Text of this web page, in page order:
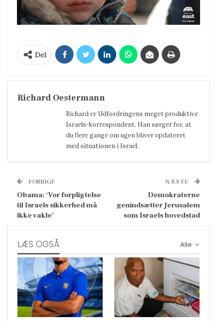
Del
Richard Oestermann
Richard er Udfordringens meget produktive
Israels-korrespondent. Han sørger for, at
du flere gange om ugen bliver opdateret
med situationen i Israel.
FORRIGE
Obama: ‘Vor forpligtelse
til Israels sikkerhed må
ikke vakle’
NÆSTE
Demokraterne
genindsætter Jerusalem
som Israels hovedstad
Alle
LÆS OGSÅ